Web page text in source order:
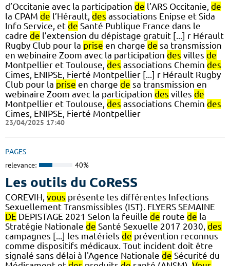
d’Occitanie avec la participation de l’ARS Occitanie, de
la CPAM de l’Hérault, des associations Enipse et Sida
Info Service, et de Santé Publique France dans le
cadre de l’extension du dépistage gratuit [...] r Hérault
Rugby Club pour la prise en charge de sa transmission
en webinaire Zoom avec la participation des villes de
Montpellier et Toulouse, des associations Chemin des
Cimes, ENIPSE, Fierté Montpellier [...] r Hérault Rugby
Club pour la prise en charge de sa transmission en
webinaire Zoom avec la participation des villes de
Montpellier et Toulouse, des associations Chemin des
Cimes, ENIPSE, Fierté Montpellier
23/04/2025 17:40
PAGES
relevance: 40%
Les outils du CoReSS
COREVIH, vous présente les différentes Infections
Sexuellement Transmissibles (IST). FLYERS SEMAINE
DE DEPISTAGE 2021 Selon la feuille de route de la
Stratégie Nationale de Santé Sexuelle 2017 2030, des
campagnes [...] les matériels de prévention reconnus
comme dispositifs médicaux. Tout incident doit être
signalé sans délai à l'Agence Nationale de Sécurité du